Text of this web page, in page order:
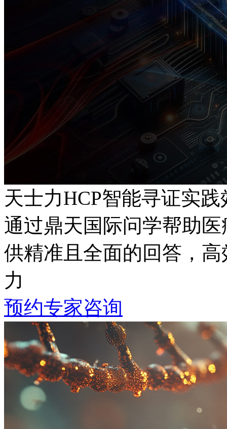
天士力HCP智能寻证实
通过鼎天国际问学帮助医
供精准且全面的回答
力
预约专家咨询